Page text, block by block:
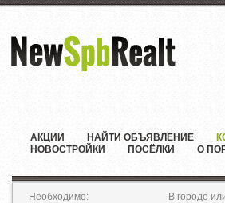
АКЦИИ НАЙТИ ОБЪЯВЛЕНИЕ
НОВОСТРОЙКИ
ПОСЁЛКИ О
Необходимо: В городе